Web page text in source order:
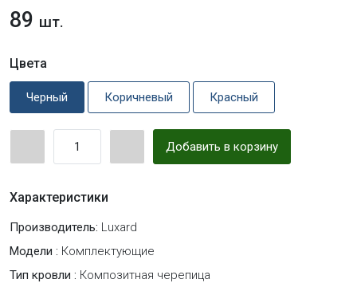
89 шт.
Цвета
Черный Коричневый Красный
Добавить в корзину
Характеристики
Производитель: Luxard
Модели : Комплектующие
Тип кровли : Композитная черепица